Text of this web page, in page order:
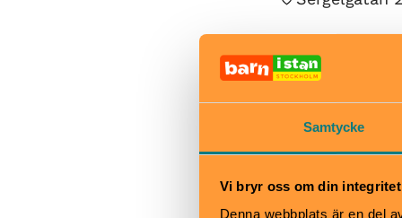
Samtycke
Vi bryr oss om din integritet
Denna webbplats är en del
modern
minnet av en
Se in i